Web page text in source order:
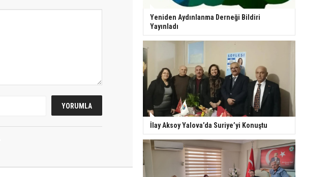
Yeniden Aydınlanma Derneği Bildiri
Yayınladı
İlay Aksoy Yalova’da Suriye’yi Konuştu